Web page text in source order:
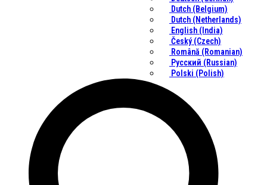
Dutch (Belgium)
Dutch (Netherlands)
English (India)
Český (Czech)
Română (Romanian)
Русский (Russian)
Polski (Polish)